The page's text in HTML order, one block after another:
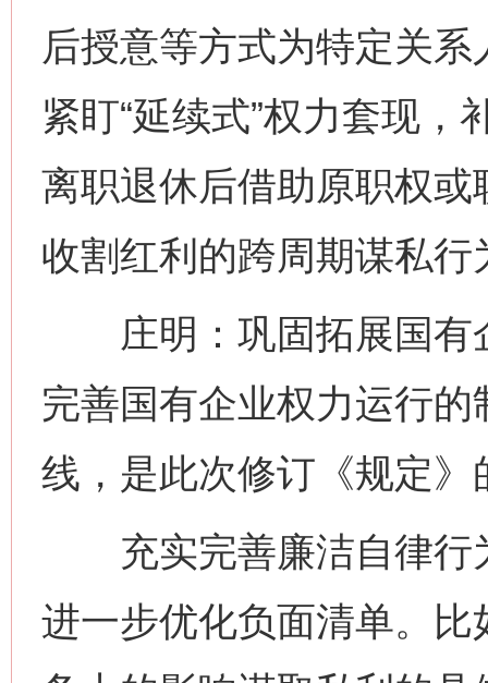
后授意等方式为特定关
紧盯“延续式”权力套现
离职退休后借助原职权
收割红利的跨周期谋私行
庄明：巩固拓展国有
完善国有企业权力运行
线，是此次修订《规定》
充实完善廉洁自律行
进一步优化负面清单。